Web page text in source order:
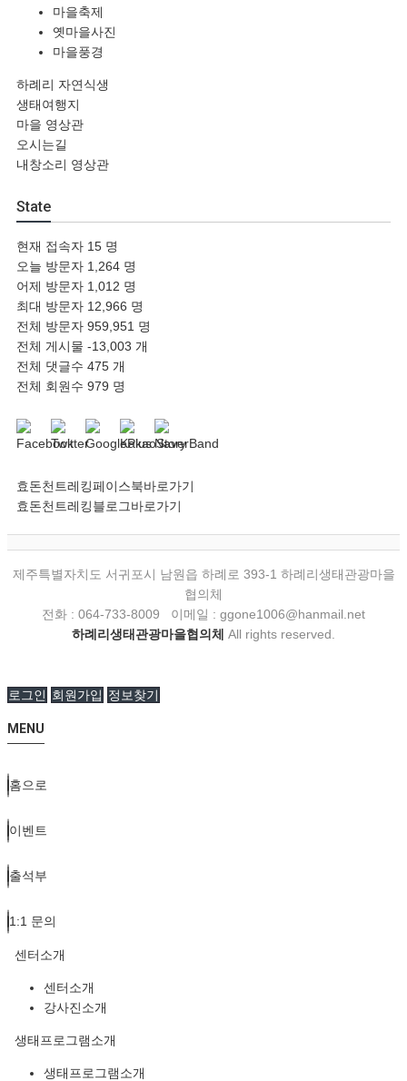
마을축제
옛마을사진
마을풍경
하례리 자연식생
생태여행지
마을 영상관
오시는길
내창소리 영상관
State
현재 접속자 15 명
오늘 방문자 1,264 명
어제 방문자 1,012 명
최대 방문자 12,966 명
전체 방문자 959,951 명
전체 게시물 -13,003 개
전체 댓글수 475 개
전체 회원수 979 명
효돈천트레킹페이스북바로가기
효돈천트레킹블로그바로가기
제주특별자치도 서귀포시 남원읍 하례로 393-1 하례리생태관광마을
협의체
전화 : 064-733-8009 이메일 : ggone1006@hanmail.net
하례리생태관광마을협의체 All rights reserved.
로그인 회원가입 정보찾기
MENU
홈으로
이벤트
출석부
1:1 문의
센터소개
센터소개
강사진소개
생태프로그램소개
생태프로그램소개